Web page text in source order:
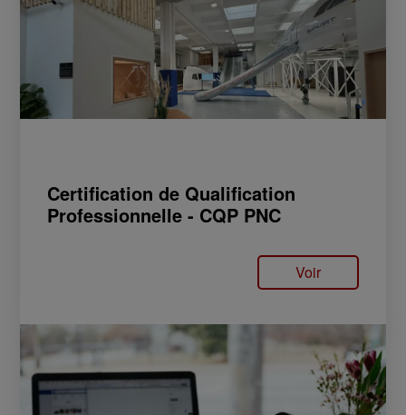
Certification de Qualification
Professionnelle - CQP PNC
Voir